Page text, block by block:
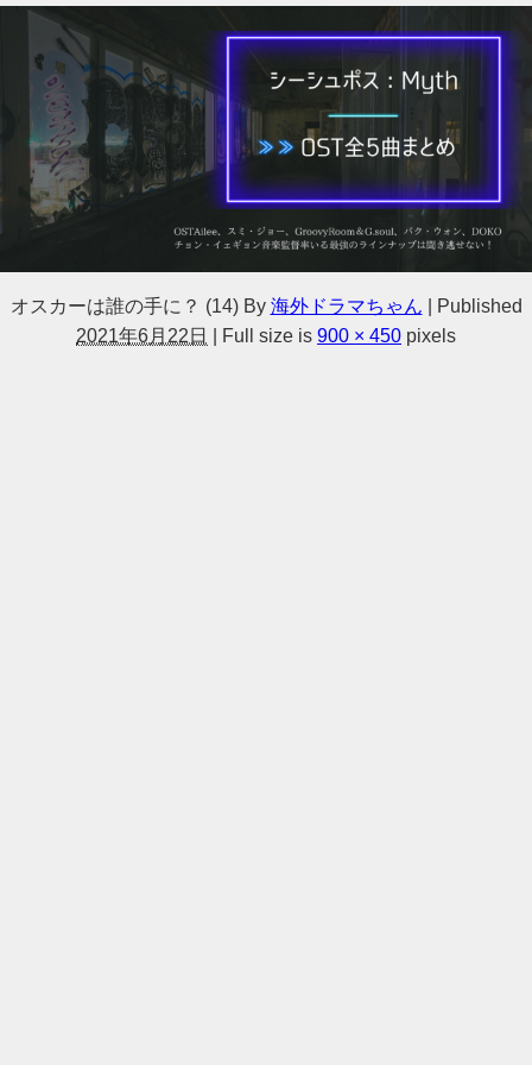
オスカーは誰の手に？ (14) By 海外ドラマちゃん
Published
2021年6月22日
Full size is 900 × 450 pixels